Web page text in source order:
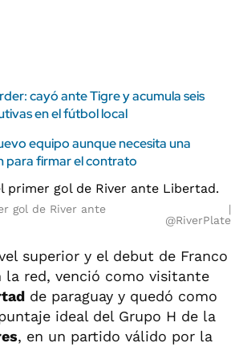
cayó ante Tigre y acumula seis
en el fútbol local
equipo aunque necesita una
para firmar el contrato
gol de River ante
@RiverPlate
superior y el debut de Franco
la red, venció como visitante
de paraguay y quedó como
ideal del Grupo H de la
, en un partido válido por la